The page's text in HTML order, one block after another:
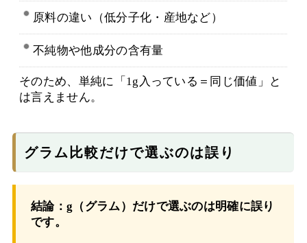
原料の違い（低分子化・産地など）
不純物や他成分の含有量
そのため、単純に「1g入っている＝同じ価値」と
は言えません。
グラム比較だけで選ぶのは誤り
結論：g（グラム）だけで選ぶのは明確に誤り
です。